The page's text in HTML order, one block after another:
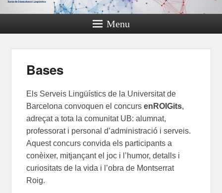
Menu
Bases
E ls Serveis Lingüístics de la Universitat de
Barcelona convoquenel concursen ROIGits,
adreçat a tota la comunitat UB: alumnat,
professorat i personal d’administració i serveis.
Aquestconcurs convida els participantsa
conèixer, mitjançant el joc i l’humor, detalls i
curiositats de la vida i l’obrade Montserrat
Roig.